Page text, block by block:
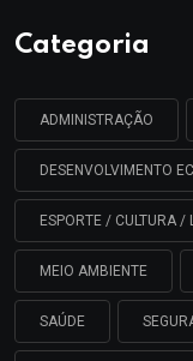
Categoria
ADMINISTRAÇÃO
DESENVOLVIMENTO
ESPORTE / CULTURA /
MEIO AMBIENTE
SAÚDE